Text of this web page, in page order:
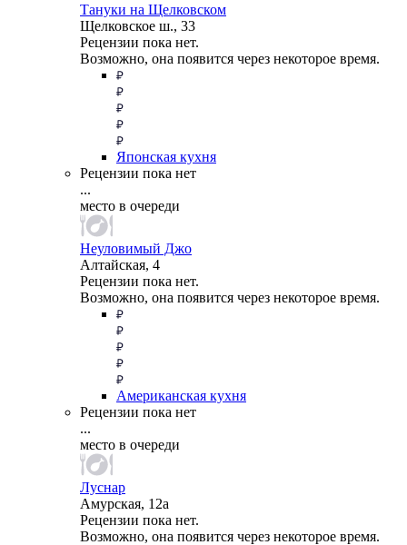
Тануки на Щелковском
Щелковское ш., 33
Рецензии пока нет.
Возможно, она появится через некоторое время.
Японская кухня
Рецензии пока нет
...
место в очереди
Неуловимый Джо
Алтайская, 4
Рецензии пока нет.
Возможно, она появится через некоторое время.
Американская кухня
Рецензии пока нет
...
место в очереди
Луснар
Амурская, 12а
Рецензии пока нет.
Возможно, она появится через некоторое время.